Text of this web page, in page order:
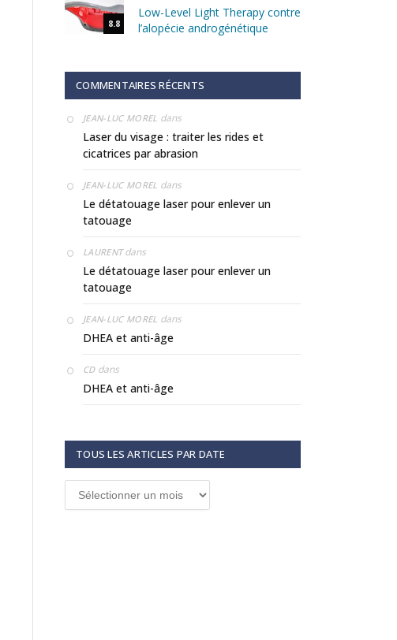
8.8
Low-Level Light Therapy contre
l’alopécie androgénétique
COMMENTAIRES RÉCENTS
JEAN-LUC MOREL dans
Laser du visage : traiter les rides et
cicatrices par abrasion
JEAN-LUC MOREL dans
Le détatouage laser pour enlever un
tatouage
LAURENTdans
Le détatouage laser pour enlever un
tatouage
JEAN-LUC MOREL dans
DHEA et anti-âge
CDdans
DHEA et anti-âge
TOUS LES ARTICLES PAR DATE
Tous